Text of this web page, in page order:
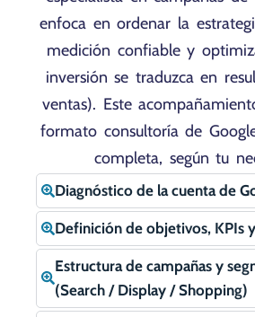
enfoca en ordenar la
medición confiable y
inversión se traduzca en
ventas). Este
formato consultoría de
completa, según tu
Diagnóstico de la cuenta de
Definición de objetivos, KPIs
Estructura de campañas y
(Search / Display / Shopping)